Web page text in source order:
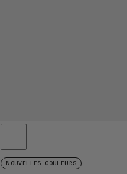
NOUVELLES COULEURS